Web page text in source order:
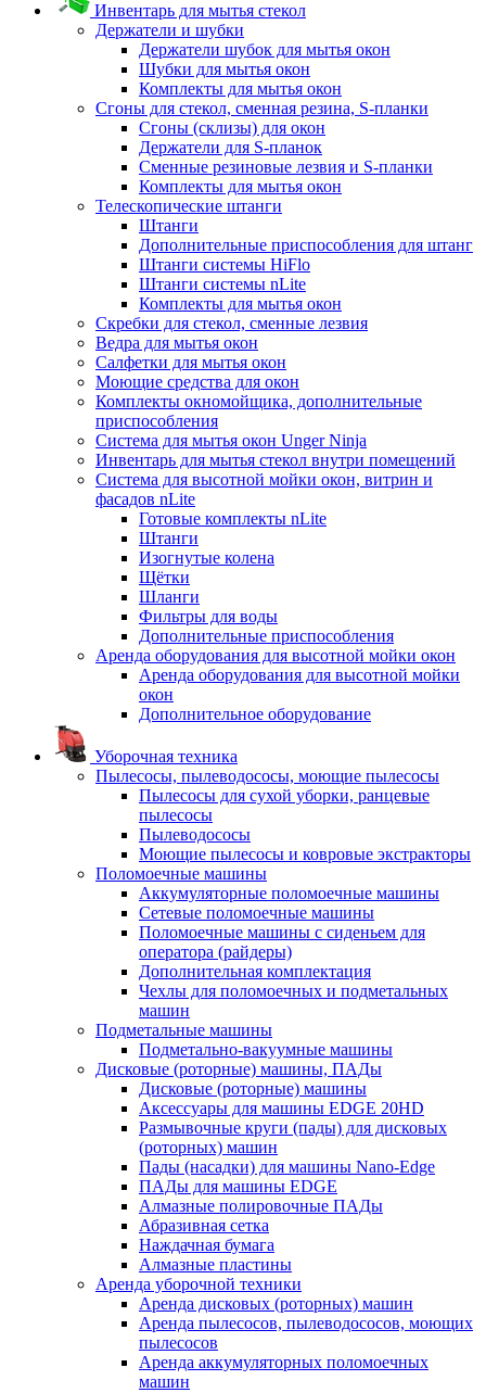
Инвентарь для мытья стекол
Держатели и шубки
Держатели шубок для мытья окон
Шубки для мытья окон
Комплекты для мытья окон
Сгоны для стекол, сменная резина, S-планки
Сгоны (склизы) для окон
Держатели для S-планок
Сменные резиновые лезвия и S-планки
Комплекты для мытья окон
Телескопические штанги
Штанги
Дополнительные приспособления для штанг
Штанги системы HiFlo
Штанги системы nLite
Комплекты для мытья окон
Скребки для стекол, сменные лезвия
Ведра для мытья окон
Салфетки для мытья окон
Моющие средства для окон
Комплекты окномойщика, дополнительные
приспособления
Система для мытья окон Unger Ninja
Инвентарь для мытья стекол внутри помещений
Система для высотной мойки окон, витрин и
фасадов nLite
Готовые комплекты nLite
Штанги
Изогнутые колена
Щётки
Шланги
Фильтры для воды
Дополнительные приспособления
Аренда оборудования для высотной мойки окон
Аренда оборудования для высотной мойки
окон
Дополнительное оборудование
Уборочная техника
Пылесосы, пылеводососы, моющие пылесосы
Пылесосы для сухой уборки, ранцевые
пылесосы
Пылеводососы
Моющие пылесосы и ковровые экстракторы
Поломоечные машины
Аккумуляторные поломоечные машины
Сетевые поломоечные машины
Поломоечные машины с сиденьем для
оператора (райдеры)
Дополнительная комплектация
Чехлы для поломоечных и подметальных
машин
Подметальные машины
Подметально-вакуумные машины
Дисковые (роторные) машины, ПАДы
Дисковые (роторные) машины
Аксессуары для машины EDGE 20HD
Размывочные круги (пады) для дисковых
(роторных) машин
Пады (насадки) для машины Nano-Edge
ПАДы для машины EDGE
Алмазные полировочные ПАДы
Абразивная сетка
Наждачная бумага
Алмазные пластины
Аренда уборочной техники
Аренда дисковых (роторных) машин
Аренда пылесосов, пылеводососов, моющих
пылесосов
Аренда аккумуляторных поломоечных
машин